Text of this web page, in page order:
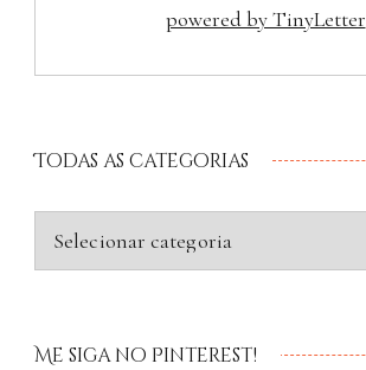
powered by TinyLetter
Todas as categorias
Me siga no Pinterest!